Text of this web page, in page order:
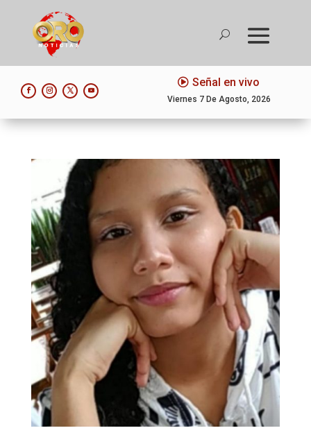
Señal en vivo
Viernes 7 De Agosto, 2026